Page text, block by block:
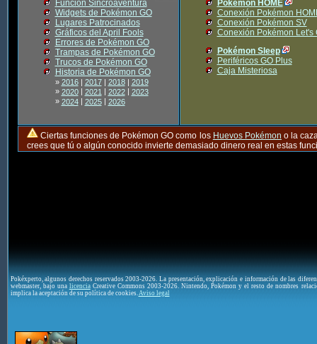
Función Sincroaventura
Widgets de Pokémon GO
Lugares Patrocinados
Gráficos del April Fools
Errores de Pokémon GO
Trampas de Pokémon GO
Trucos de Pokémon GO
Historia de Pokémon GO
» 2016| 2017| 2018| 2019
» 2020| 2021| 2022| 2023
» 2024| 2025| 2026
Pokémon HOME
Conexión Pokémon
Conexión Pokémon SV
Conexión Pokémon Let's
Pokémon Sleep
Periféricos GO Plus
Caja Misteriosa
Ciertas funciones de Pokémon GO como los Huevos Pokémon o la
crees que tú o algún conocido invierte demasiado dinero real en estas
Pokéxperto, algunos derechos reservados 2003-2026. La presentación, explicación e información de las
webmaster, bajo una licenciaCreative Commons 2003-2026. Nintendo, Pokémon y el resto de nombres
implica la aceptación de su política de cookies. Aviso legal